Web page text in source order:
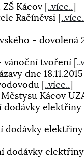
Kácov [..více..]
Račíněvsi [
- dovolená
vánoční tvoření [
dne 18.11.2015
[..více..]
Městysu Kácov
elektřiny
dodávky
dodávky